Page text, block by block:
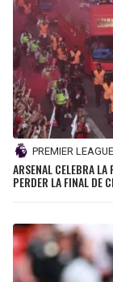
PREMIER LEAGUE
ARSENAL CELEBRA LA
PERDER LA FINAL DE